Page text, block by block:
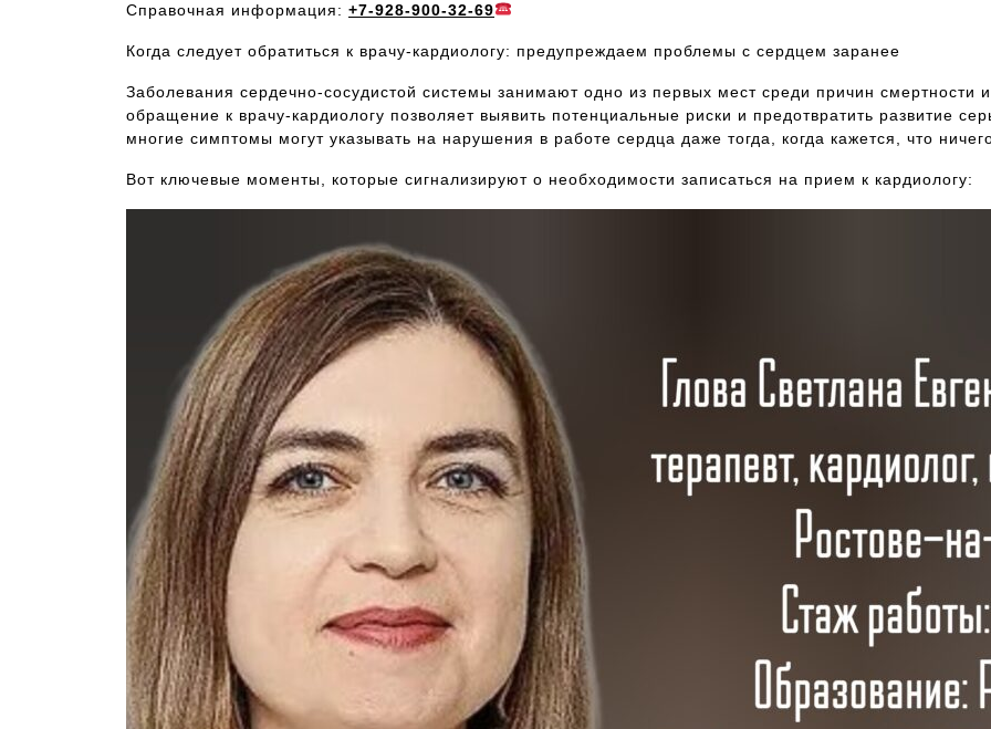
Справочная информация: +7-928-900-32-69
Когда следует обратиться к врачу-кардиологу: предупреждаем проблемы с сердцем заранее
Заболевания сердечно-сосудистой системы занимают одно из первых мест среди причин смертности
обращение к врачу-кардиологу позволяет выявить потенциальные риски и предотвратить развитие
многие симптомы могут указывать на нарушения в работе сердца даже тогда, когда кажется, что
Вот ключевые моменты, которые сигнализируют о необходимости записаться на прием к кардиологу: